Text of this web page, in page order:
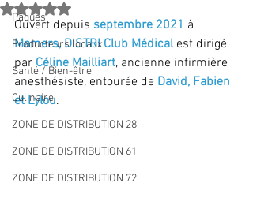
Pâques
Producteurs locaux
Santé / Bien-être
Culinaire
ZONE DE DISTRIBUTION 28
ZONE DE DISTRIBUTION 61
ZONE DE DISTRIBUTION 72
Noté NaN étoiles sur 5.
Ouvert depuis septembre 2021 à
Mamers, DISTRI Club Médical est dirigé
par Céline Mailliart, ancienne infirmière
anesthésiste, entourée de David, Fabien
et Lylou.